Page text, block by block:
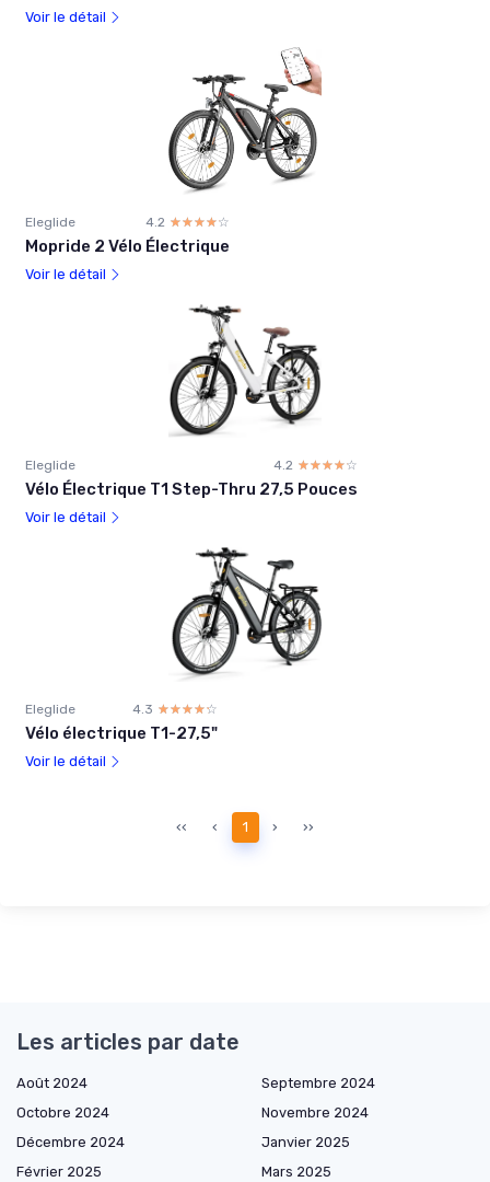
Voir le détail
Eleglide 4.2 ☆☆☆☆☆
★★★★★
Mopride 2 Vélo Électrique
Voir le détail
Eleglide 4.2 ☆☆☆☆☆
★★★★★
Vélo Électrique T1 Step-Thru 27,5 Pouces
Voir le détail
Eleglide 4.3 ☆☆☆☆☆
★★★★★
Vélo électrique T1-27,5"
Voir le détail
‹‹ ‹ 1 › ››
Les articles par date
Août 2024
Septembre 2024
Octobre 2024
Novembre 2024
Décembre 2024
Janvier 2025
Février 2025
Mars 2025